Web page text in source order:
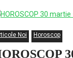
Noi Horoscop